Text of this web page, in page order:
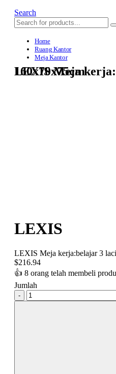
Search
Home
Ruang Kantor
Meja Kantor
LEXIS Meja kerja:belajar 3 laci 160x70x75cm
LEXIS
LEXIS Meja kerja:belajar 3
$216.94
👍 8 orang telah membeli
Jumlah
-